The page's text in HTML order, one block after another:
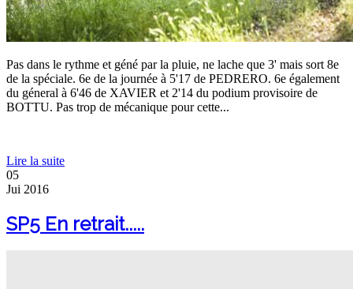
Pas dans le rythme et géné par la pluie, ne lache que 3' mais sort 8e
de la spéciale. 6e de la journée à 5'17 de PEDRERO. 6e également
du géneral à 6'46 de XAVIER et 2'14 du podium provisoire de
BOTTU. Pas trop de mécanique pour cette...
Lire la suite
05
Jui 2016
SP5 En retrait.....